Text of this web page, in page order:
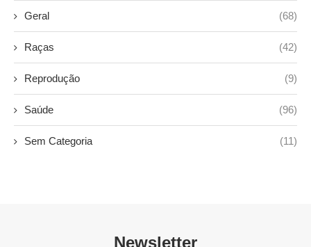
Geral (68)
Raças (42)
Reprodução (9)
Saúde (96)
Sem Categoria (11)
Newsletter